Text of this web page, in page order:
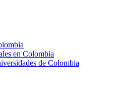
en Colombia
de Colombia